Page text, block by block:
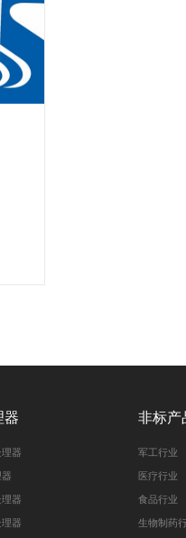
器
器
器
器
非标产
军工行业
医疗行业
食品行业
生物制药